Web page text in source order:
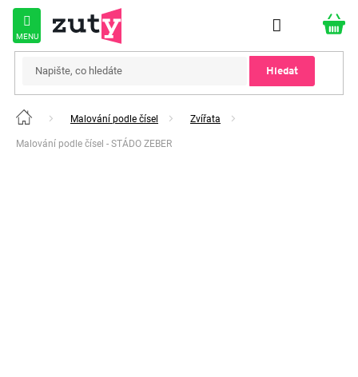
Přejít
obsah
Hledat
Domů Malování podle čísel Zvířata
Malování podle čísel - STÁDO ZEBER